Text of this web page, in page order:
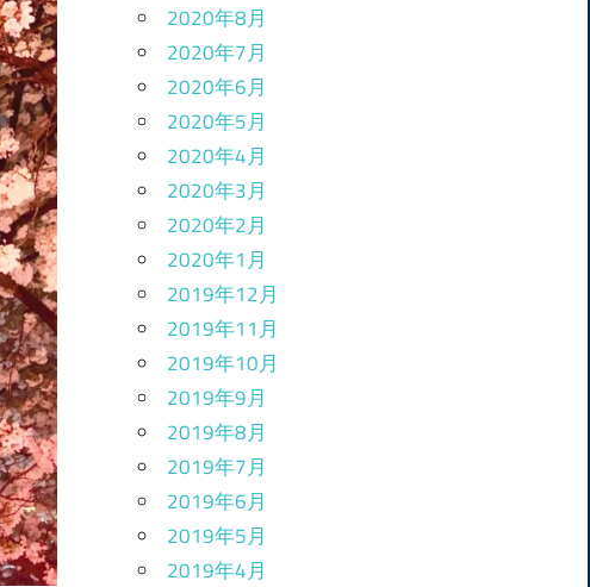
2020年8月
2020年7月
2020年6月
2020年5月
2020年4月
2020年3月
2020年2月
2020年1月
2019年12月
2019年11月
2019年10月
2019年9月
2019年8月
2019年7月
2019年6月
2019年5月
2019年4月